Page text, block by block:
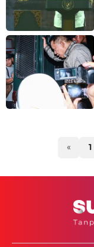
« 1